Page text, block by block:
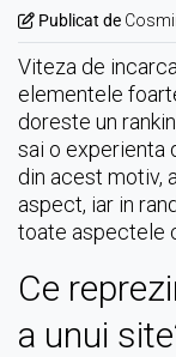
Publicat de
Viteza de
elementele
doreste un
sai o experienta
din acest motiv,
aspect, iar in
toate aspectele
Ce
a unui